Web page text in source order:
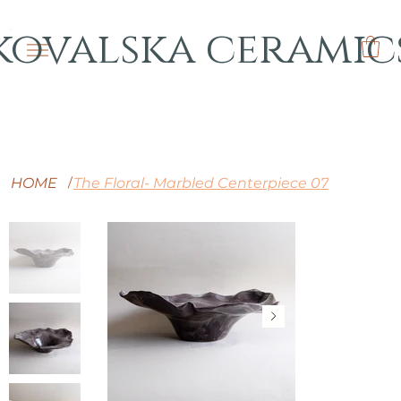
HOME /The Floral- Marbled Centerpiece 07